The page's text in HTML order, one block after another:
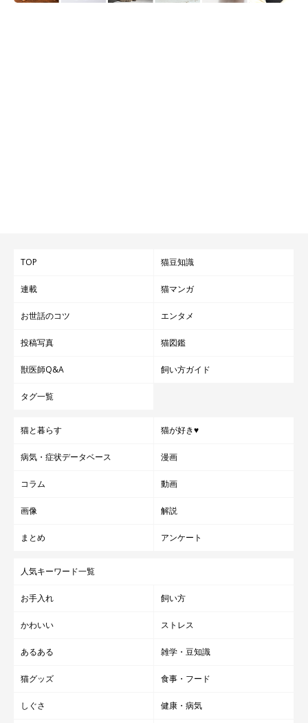
TOP 猫豆知識
連載 猫マンガ
お世話のコツ エンタメ
投稿写真 猫図鑑
獣医師Q&A 飼い方ガイド
タグ一覧
猫と暮らす 猫が好き♥
病気・症状データベース 漫画
コラム 動画
画像 解説
まとめ アンケート
人気キーワード一覧
お手入れ 飼い方
かわいい ストレス
あるある 雑学・豆知識
猫グッズ 食事・フード
しぐさ 健康・病気